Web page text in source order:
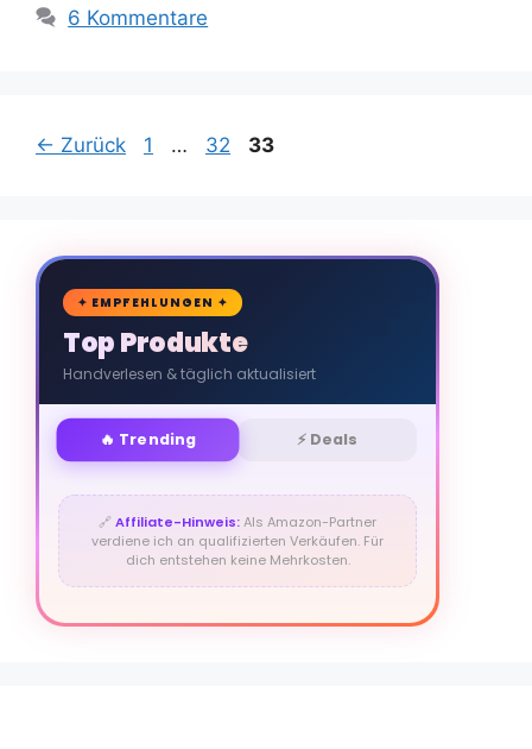
6 Kommentare
← Zurück Seite
1 … Seite
32 Seite
33
🛒
✦ EMPFEHLUNGEN ✦
Top Produkte
Handverlesen & täglich aktualisiert
🔥 Trending ⚡ Deals
🔗Affiliate-Hinweis:Als Amazon-Partner
verdiene ich an qualifizierten Verkäufen. Für
dich entstehen keine Mehrkosten.